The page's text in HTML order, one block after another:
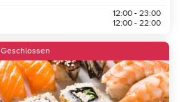
12:00 - 23:00
12:00 - 22:00
Geschlossen